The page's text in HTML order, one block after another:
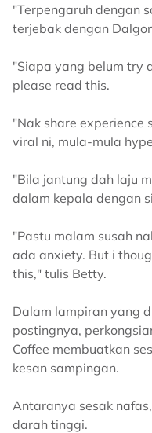
"Terpengaruh dengan
terjebak dengan
"Siapa yang belum try
please read this.
"Nak share experience
viral ni, mula-mula
"Bila jantung dah laju
dalam kepala dengan
"Pastu malam susah
ada anxiety. But i
this," tulis Betty.
Dalam lampiran yang
postingnya,
Coffee membuatkan
kesan sampingan.
Antaranya sesak
darah tinggi.